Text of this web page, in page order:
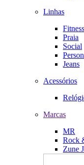
Linhas
Fitness
Praia
Social
Jeans
Acessórios
Marcas
MR
Rock
Zune